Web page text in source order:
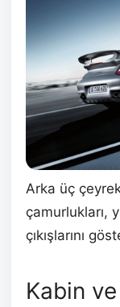
Arka üç
çamurlukları,
çıkışlarını
Kabin